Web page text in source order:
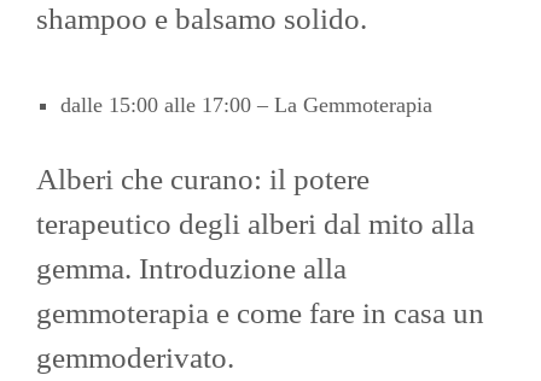
shampoo e balsamo solido.
dalle 15:00 alle 17:00 – La Gemmoterapia
Alberi che curano: il potere
terapeutico degli alberi dal mito alla
gemma. Introduzione alla
gemmoterapia e come fare in casa un
gemmoderivato.